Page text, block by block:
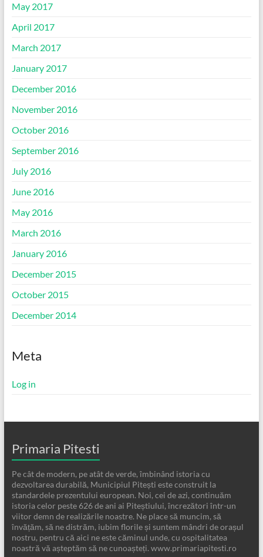
May 2017
April 2017
March 2017
January 2017
December 2016
November 2016
October 2016
September 2016
July 2016
June 2016
May 2016
March 2016
January 2016
December 2015
October 2015
December 2014
Meta
Log in
Primaria Pitesti
Pe cât de modern, pe atât de verde, îmbinând istoria cu
dezvoltarea durabilă, Municipiul Pitești este construit la
standardele prezentului european. Noi, cei de azi, continuăm
istoria celor peste 626 de ani ai Piteștiului, încrezători într-un
viitor demn de realizările noastre. Ne place să muncim, să
învățăm, să ne distrăm, iubim florile și suntem mândri de orașul
nostru, pentru că aici ne este căminul unde, cu ospitalitatea
noastră vă așteptăm să ne cunoașteți. www.primariapitesti.ro